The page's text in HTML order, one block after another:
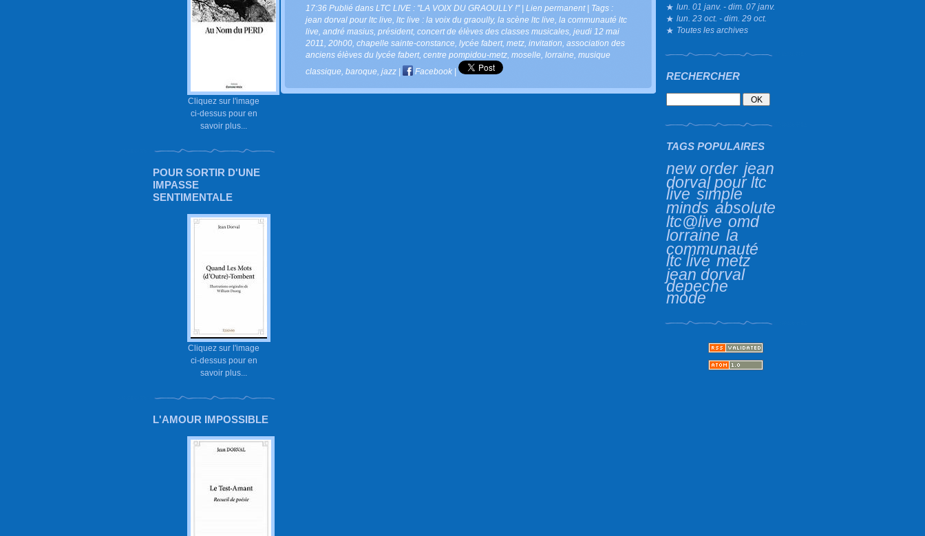
Cliquez sur l'image
ci-dessus pour en
savoir plus...
POUR SORTIR D'UNE
IMPASSE
SENTIMENTALE
Cliquez sur l'image
ci-dessus pour en
savoir plus...
L'AMOUR IMPOSSIBLE
lun. 01 janv. - dim. 07 janv.
lun. 23 oct. - dim. 29 oct.
Toutes les archives
RECHERCHER
TAGS POPULAIRES
new order jean
dorval pour ltc
live simple
minds absolute
ltc@live omd
lorraine la
communauté
ltc live metz
jean dorval
depeche
mode
17:36 Publié dans LTC LIVE : "LA VOIX DU GRAOULLY !"| Lien permanent| Tags :
jean dorval pour ltc live ltc live : la voix du graoully, la scène ltc live la communauté ltc
live andré masius président, concert de élèves des classes musicales jeudi 12 mai
2011
20h00 chapelle sainte-constance lycée fabert, metz invitation association des
anciens élèves du lycée fabert, centre pompidou-metz moselle lorraine musique
classique baroque jazz Facebook